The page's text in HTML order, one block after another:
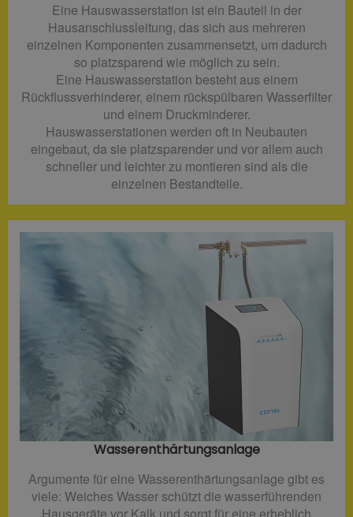
Eine Hauswasserstation ist ein Bauteil in der
Hausanschlussleitung, das sich aus mehreren
einzelnen Komponenten zusammensetzt, um dadurch
so platzsparend wie möglich zu sein.
Eine Hauswasserstation besteht aus einem
Rückflussverhinderer, einem rückspülbaren Wasserfilter
und einem Druckminderer.
Hauswasserstationen werden oft in Neubauten
eingebaut, da sie platzsparender und vor allem auch
schneller und leichter zu montieren sind als die
einzelnen Bestandteile.
Wasserenthärtungsanlage
Argumente für eine Wasserenthärtungsanlage gibt es
viele: Weiches Wasser schützt die wasserführenden